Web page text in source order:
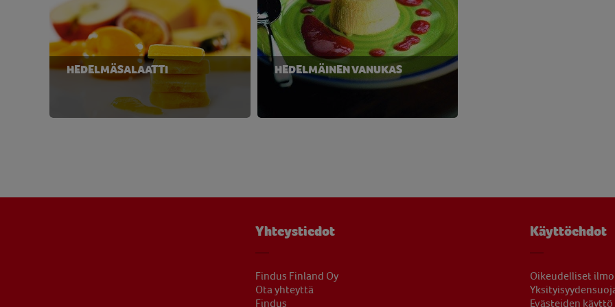
HEDELMÄSALAATTI HEDELMÄINEN VANUKAS
Yhteystiedot
Findus Finland Oy
Ota yhteyttä
Findus
Käyttöehdot
Oikeudelliset
Evästeiden käyttö